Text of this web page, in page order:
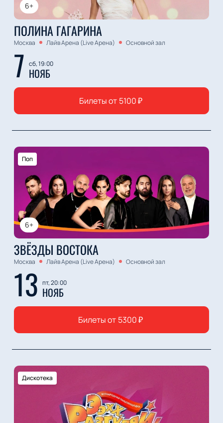
6+
ПОЛИНА ГАГАРИНА
Москва Лайв Арена (Live Арена) Основной зал
7 сб, 19:00
НОЯБ
Билеты от 5100₽
6+
Поп
ЗВЁЗДЫ ВОСТОКА
Москва Лайв Арена (Live Арена) Основной зал
13 пт, 20:00
НОЯБ
Билеты от 5300₽
Дискотека